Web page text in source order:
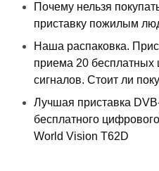
Почему нельзя
приставку пожилым
Наша распаковка.
приема 20
сигналов. Стоит ли
Лучшая приставка
бесплатного
World Vision T62D